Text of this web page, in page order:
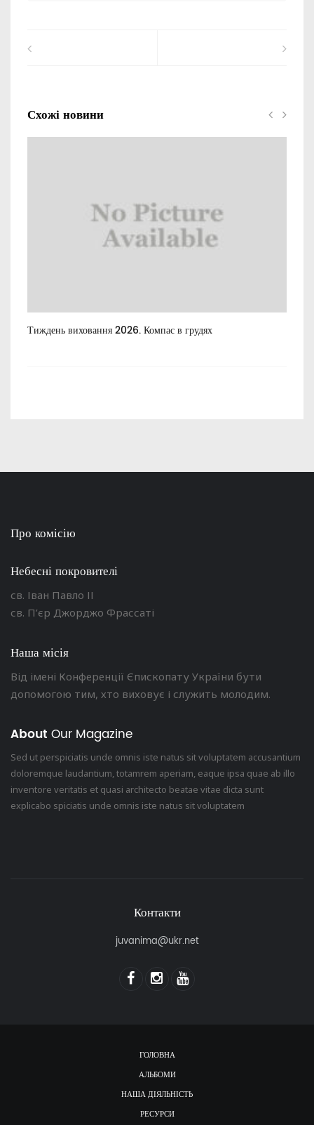
Схожі новини
Тиждень виховання 2026. Компас в грудях
Про комісію
Небесні покровителі
св. Іван Павло ІІ
св. П’єр Джорджо Фрассаті
Наша місія
Від імені Конференції Єпископату України бути
допомогою тим, хто виховує і служить молодим.
About Our Magazine
Sed ut perspiciatis unde omnis iste natus sit voluptatem accusantium
doloremque laudantium, totamrem aperiam, eaque ipsa quae ab illo
inventore veritatis et quasi architecto beatae vitae dicta sunt
explicabo spiciatis unde omnis iste natus sit voluptatem
Контакти
juvanima@ukr.net
ГОЛОВНА
АЛЬБОМИ
НАША ДІЯЛЬНІСТЬ
РЕСУРСИ